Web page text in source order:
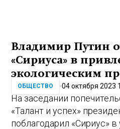
Владимир Путин
«Сириуса» в
экологическим
ОБЩЕСТВО 04 октября 2023
На заседании
«Талант и успех»
поблагодарил «Сириус» в